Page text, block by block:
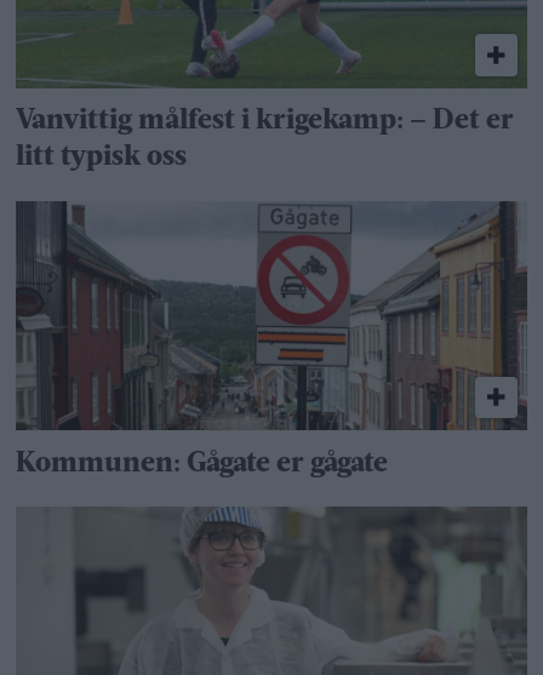
Vanvittig målfest i krigekamp: – Det er
litt typisk oss
Kommunen: Gågate er gågate